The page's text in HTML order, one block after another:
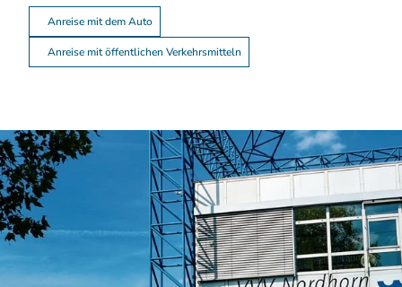
Anreise mit dem Auto
Anreise mit öffentlichen Verkehrsmitteln